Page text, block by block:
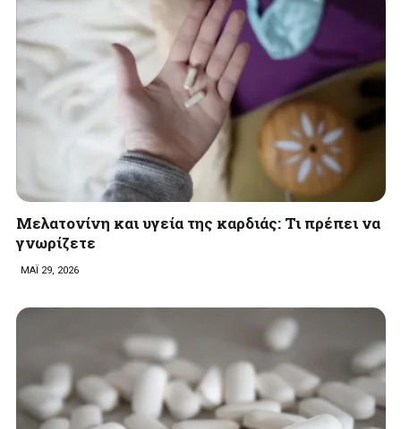
Μελατονίνη και υγεία της καρδιάς: Τι πρέπει να
γνωρίζετε
ΜΑΪ 29, 2026